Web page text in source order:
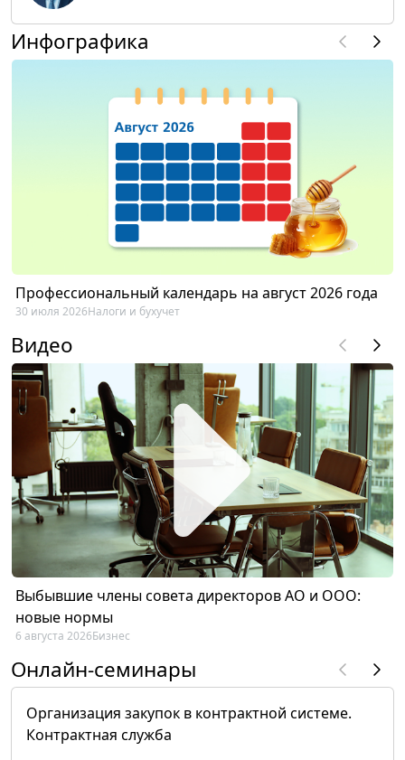
Инфографика
Профессиональный календарь на август 2026 года
30 июля 2026Налоги и бухучет
Видео
Выбывшие члены совета директоров АО и ООО:
новые нормы
6 августа 2026Бизнес
Онлайн-семинары
Организация закупок в контрактной системе.
Контрактная служба